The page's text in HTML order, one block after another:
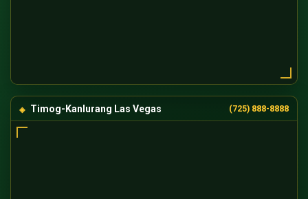
Timog-Kanlurang Las Vegas (725) 888-8888